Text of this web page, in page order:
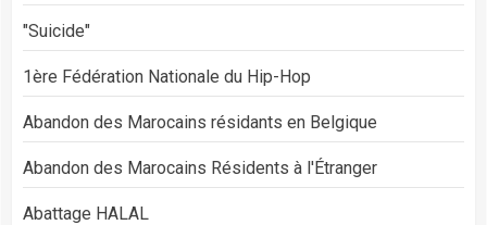
"Suicide"
1ère Fédération Nationale du Hip-Hop
Abandon des Marocains résidants en Belgique
Abandon des Marocains Résidents à l'Étranger
Abattage HALAL